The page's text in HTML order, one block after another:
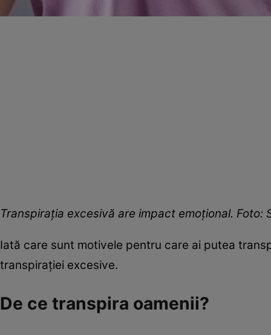
Transpirația excesivă are impact emoțional. Foto:
Iată care sunt motivele pentru care ai putea
transpirației excesive.
De ce transpira oamenii?